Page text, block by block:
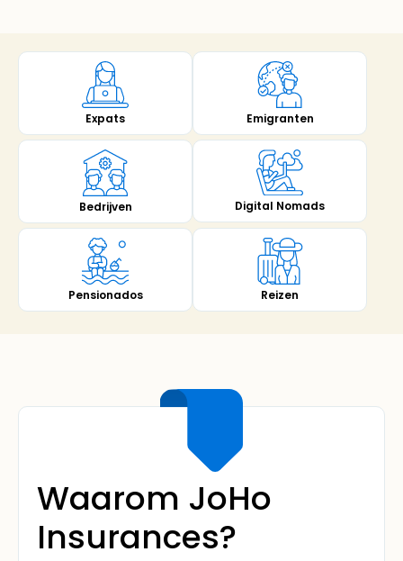
Expats Emigranten
Bedrijven Digital Nomads
Pensionados Reizen
Waarom JoHo
Insurances?